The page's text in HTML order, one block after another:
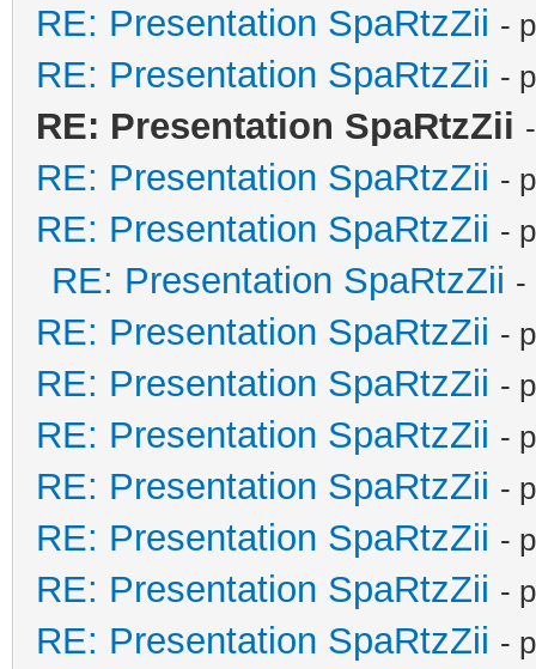
RE: Presentation SpaRtzZii -
RE: Presentation SpaRtzZii -
RE: Presentation SpaRtzZii
RE: Presentation SpaRtzZii -
RE: Presentation SpaRtzZii -
RE: Presentation SpaRtzZii -
RE: Presentation SpaRtzZii -
RE: Presentation SpaRtzZii -
RE: Presentation SpaRtzZii -
RE: Presentation SpaRtzZii -
RE: Presentation SpaRtzZii -
RE: Presentation SpaRtzZii -
RE: Presentation SpaRtzZii -